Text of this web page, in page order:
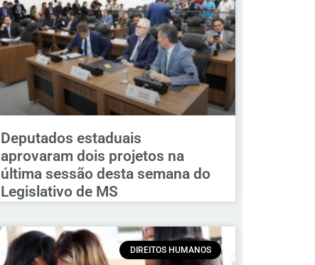
Deputados estaduais
aprovaram dois projetos na
última sessão desta semana do
Legislativo de MS
DIREITOS HUMANOS